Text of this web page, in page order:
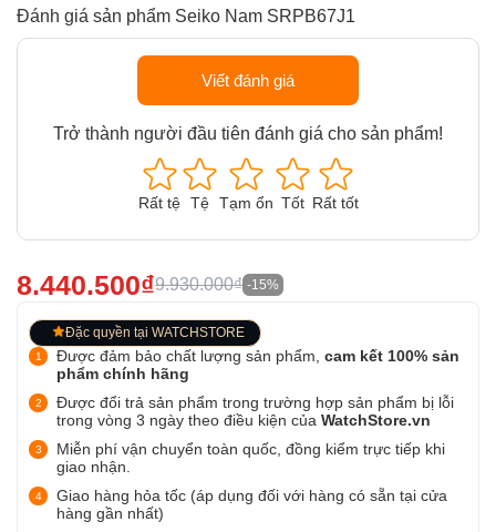
Đánh giá sản phẩm Seiko Nam SRPB67J1
Viết đánh giá
Trở thành người đầu tiên đánh giá cho sản phẩm!
Rất tệ Tệ Tạm ổn Tốt Rất tốt
8.440.500₫9.930.000₫ -15%
Đặc quyền tại WATCHSTORE
Được đảm bảo chất lượng sản phẩm, cam kết 100% sản
phẩm chính hãng
Được đổi trả sản phẩm trong trường hợp sản phẩm bị lỗi
trong vòng 3 ngày theo điều kiện của WatchStore.vn
Miễn phí vận chuyển toàn quốc, đồng kiểm trực tiếp khi
giao nhận.
Giao hàng hỏa tốc (áp dụng đối với hàng có sẵn tại cửa
hàng gần nhất)